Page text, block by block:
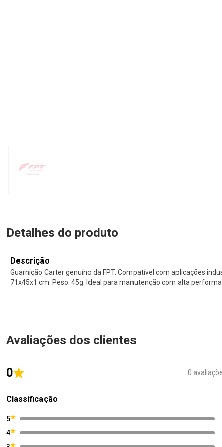
Detalhes do produto
Descrição
Guarnição Carter genuíno da FPT. Compatível com aplicações
71x45x1 cm. Peso: 45g. Ideal para manutenção com alta
Avaliações dos clientes
0 0
Classificação
5
4